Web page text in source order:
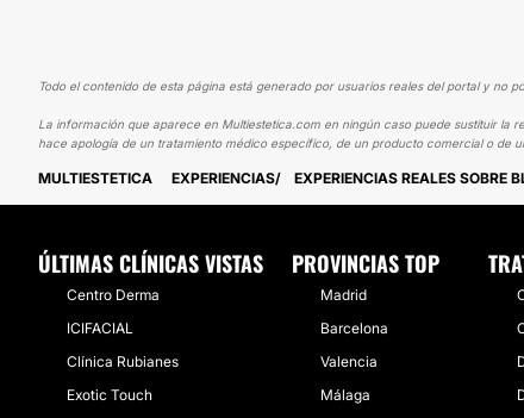
Todo el contenido de esta página está generado por usuarios reales del portal y no
La información que aparece en Multiestetica.com en ningún caso puede sustituir la
hace apología de un tratamiento médico específico, de un producto comercial o de
MULTIESTETICA EXPERIENCIAS EXPERIENCIAS REALES SOBRE
ÚLTIMAS CLÍNICAS VISTAS
Centro Derma
ICIFACIAL
Clínica Rubianes
Exotic Touch
PROVINCIAS TOP
Madrid
Barcelona
Valencia
Málaga